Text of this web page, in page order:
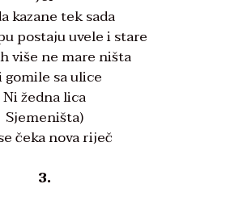
kazane tek sada
postaju uvele i stare
više ne mare ništa
gomile sa ulice
Ni žedna lica
Sjemeništa)
čeka nova riječ
3.